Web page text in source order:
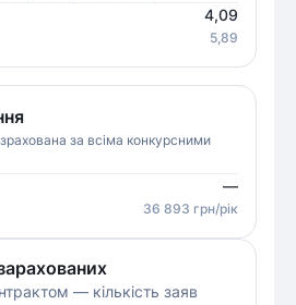
4,09
5,89
за всіма конкурсними
—
36 893 грн/рік
— кількість заяв